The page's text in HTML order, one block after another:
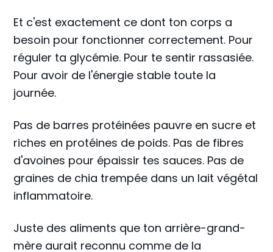
Et c'est exactement ce dont ton corps a
besoin pour fonctionner correctement. Pour
réguler ta glycémie. Pour te sentir rassasiée.
Pour avoir de l'énergie stable toute la
journée.
Pas de barres protéinées pauvre en sucre et
riches en protéines de poids. Pas de fibres
d'avoines pour épaissir tes sauces. Pas de
graines de chia trempée dans un lait végétal
inflammatoire.
Juste des aliments que ton arrière-grand-
mère aurait reconnu comme de la